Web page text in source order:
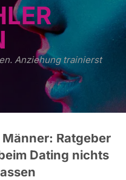
Anziehung trainierst
Ratgeber
Dating nichts